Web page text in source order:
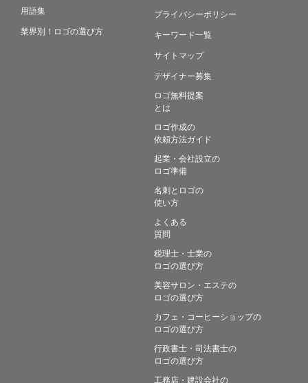
用語集
業界別！ロゴの選び方
プライバシーポリシー
キーワード一覧
サイトマップ
デザイナー募集
ロゴ無料提案
とは
ロゴ作成の
依頼方法ガイド
起業・会社設立の
ロゴ準備
名刺とロゴの
使い方
よくある
質問
税理士・士業の
ロゴの選び方
美容サロン・エステの
ロゴの選び方
カフェ・コーヒーショップの
ロゴの選び方
行政書士・司法書士の
ロゴの選び方
工務店・建設会社の